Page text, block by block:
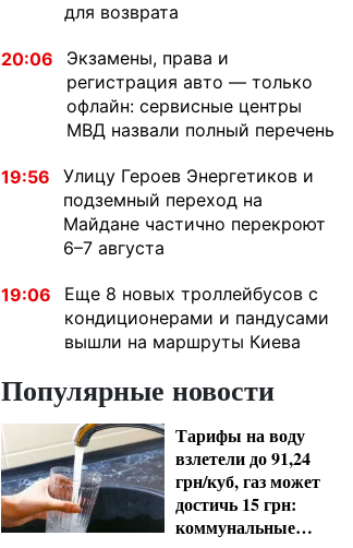
для возврата
20:06
Экзамены, права и
регистрация авто — только
офлайн: сервисные центры
МВД назвали полный перечень
19:56
Улицу Героев Энергетиков и
подземный переход на
Майдане частично перекроют
6–7 августа
19:06
Еще 8 новых троллейбусов с
кондиционерами и пандусами
вышли на маршруты Киева
Популярные новости
Тарифы на воду
взлетели до 91,24
грн/куб, газ может
достичь 15 грн:
коммунальные